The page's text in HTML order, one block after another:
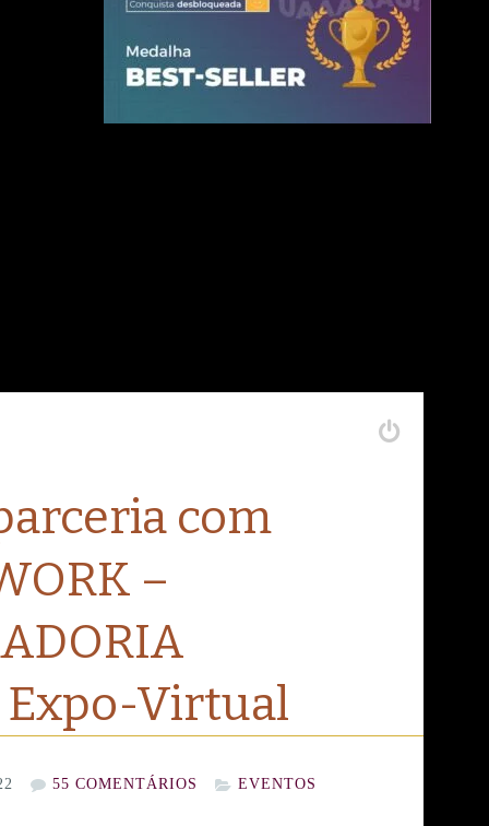
com
–
Expo-Virtual
55 COMENTÁRIOS EVENTOS